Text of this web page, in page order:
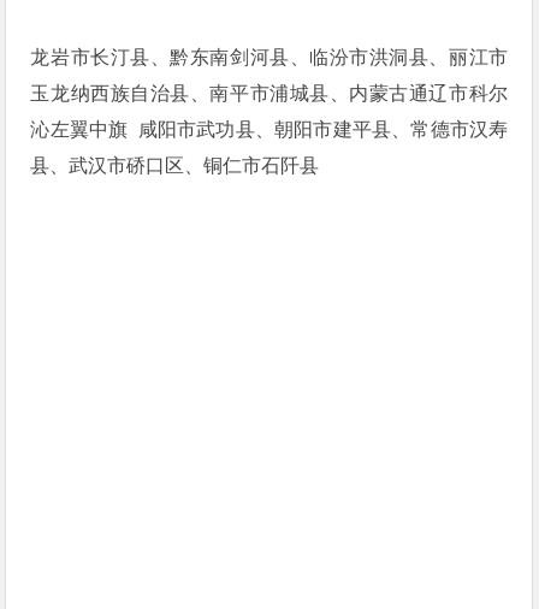
龙岩市长汀县、黔东南剑河县、临汾市洪洞县、丽江市
玉龙纳西族自治县、南平市浦城县、内蒙古通辽市科尔
沁左翼中旗 咸阳市武功县、朝阳市建平县、常德市汉寿
县、武汉市硚口区、铜仁市石阡县